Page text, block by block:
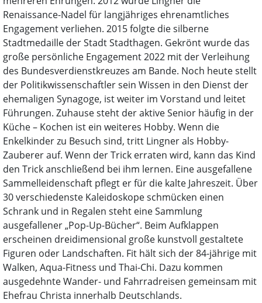
Renaissance-Nadel für langjähriges ehrenamtliches
Engagement verliehen. 2015 folgte die silberne
Stadtmedaille der Stadt Stadthagen. Gekrönt wurde das
große persönliche Engagement 2022 mit der Verleihung
des Bundesverdienstkreuzes am Bande. Noch heute stellt
der Politikwissenschaftler sein Wissen in den Dienst der
ehemaligen Synagoge, ist weiter im Vorstand und leitet
Führungen. Zuhause steht der aktive Senior häufig in der
Küche – Kochen ist ein weiteres Hobby. Wenn die
Enkelkinder zu Besuch sind, tritt Lingner als Hobby-
Zauberer auf. Wenn der Trick erraten wird, kann das Kind
den Trick anschließend bei ihm lernen. Eine ausgefallene
Sammelleidenschaft pflegt er für die kalte Jahreszeit. Über
30 verschiedenste Kaleidoskope schmücken einen
Schrank und in Regalen steht eine Sammlung
ausgefallener „Pop-Up-Bücher“. Beim Aufklappen
erscheinen dreidimensional große kunstvoll gestaltete
Figuren oder Landschaften. Fit hält sich der 84-jährige mit
Walken, Aqua-Fitness und Thai-Chi. Dazu kommen
ausgedehnte Wander- und Fahrradreisen gemeinsam mit
Ehefrau Christa innerhalb Deutschlands.